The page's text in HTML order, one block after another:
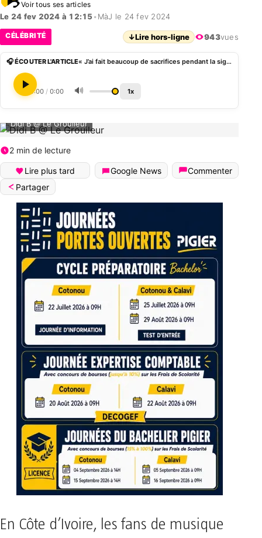
Voir tous ses articles
Le 24 fev 2024 à 12:15 • MàJ le 24 fev 2024
CÉLÉBRITÉ ↓Lire hors-ligne 943vues
🎧 ÉCOUTER L'ARTICLE « J’ai fait beaucoup de sacrifices pendant la signature », Didi B revient sur sa séparation avec Booba
0:00 / 0:00 🔊 1x
Didi B @ Le Grouileur
2 min de lecture
Lire plus tard Google News
Commenter
Partager
En Côte d’Ivoire, les fans de musique